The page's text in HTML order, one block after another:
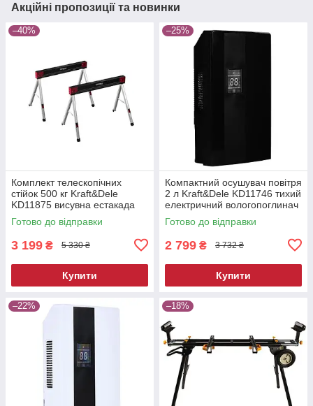
Акційні пропозиції та новинки
–40%
Комплект телескопічних
стійок 500 кг Kraft&Dele
KD11875 висувна естакада
Готово до відправки
3 199 ₴ 5 330 ₴
Купити
–25%
Компактний осушувач повітря
2 л Kraft&Dele KD11746 тихий
електричний вологопоглинач
Готово до відправки
2 799 ₴ 3 732 ₴
Купити
–22% –18%